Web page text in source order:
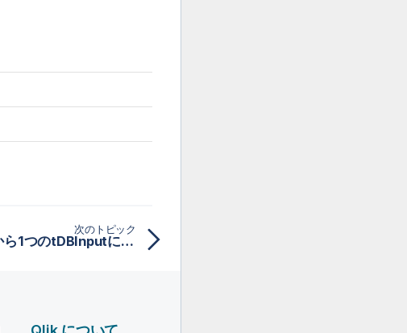
次のトピック
DatabaseSelectから1つのtDBInputに移行